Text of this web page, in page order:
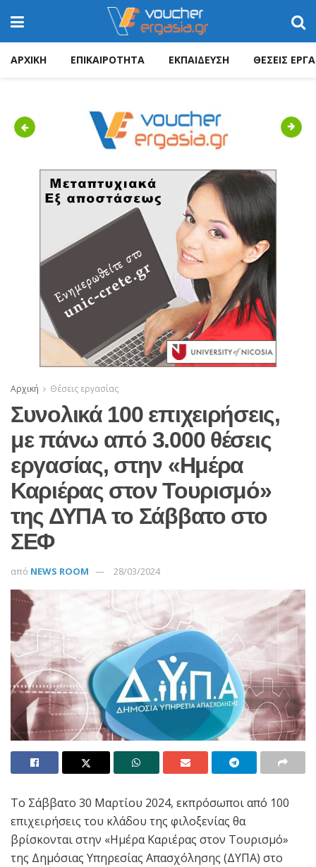
ΑΡΧΙΚΗ ΕΠΙΚΑΙΡΟΤΗΤΑ ΕΚΠΑΙΔΕΥΣΗ ΘΕΣΕΙΣ
Previous Next
Αρχική Θέσεις εργασίας
Συνολικά 100 επιχειρήσεις,
με πάνω από 3.000 θέσεις
εργασίας, στην «Ημέρα
Καριέρας στον Τουρισμό»
της ΔΥΠΑ το Σάββατο στο
ΣΕΦ
από NEWS ROOM 28/03/2024
Το Σάββατο 30 Μαρτίου 2024, εκπρόσωποι από 100
επιχειρήσεις του κλάδου της φιλοξενίας θα
βρίσκονται στην «Ημέρα Καριέρας στον Τουρισμό»
της Δημόσιας Υπηρεσίας Απασχόλησης (ΔΥΠΑ) στο